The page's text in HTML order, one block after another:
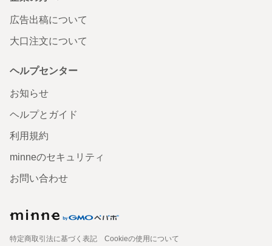
広告出稿について
大口注文について
ヘルプセンター
お知らせ
ヘルプとガイド
利用規約
minneのセキュリティ
お問い合わせ
特定商取引法に基づく表記
Cookieの使用について